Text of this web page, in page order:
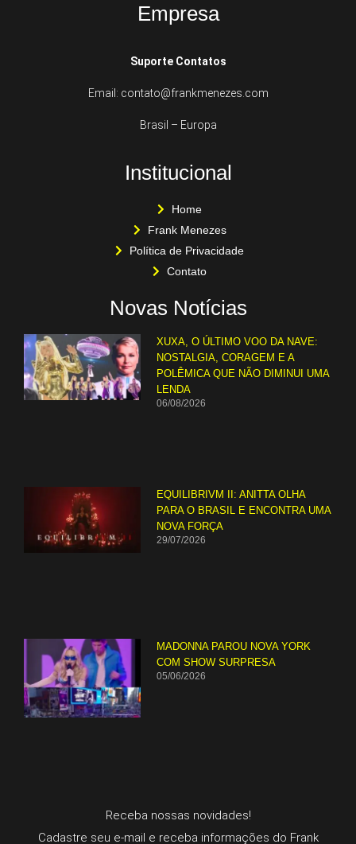
Empresa
Suporte Contatos
Email: contato@frankmenezes.com
Brasil – Europa
Institucional
Home
Frank Menezes
Política de Privacidade
Contato
Novas Notícias
XUXA, O ÚLTIMO VOO DA NAVE:
NOSTALGIA, CORAGEM E A
POLÊMICA QUE NÃO DIMINUI UMA
LENDA
06/08/2026
EQUILIBRIVM II: ANITTA OLHA
PARA O BRASIL E ENCONTRA UMA
NOVA FORÇA
29/07/2026
MADONNA PAROU NOVA YORK
COM SHOW SURPRESA
05/06/2026
Receba nossas novidades!
Cadastre seu e-mail e receba informações do Frank